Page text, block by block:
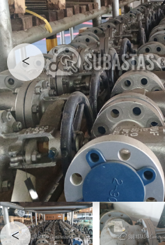
<
<